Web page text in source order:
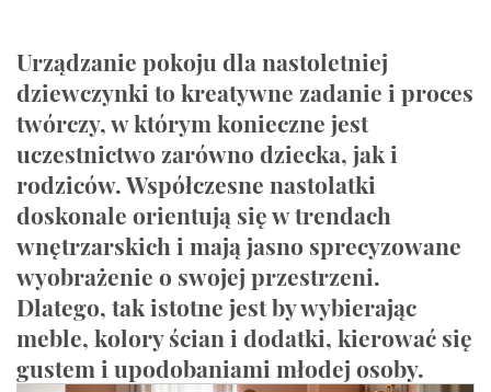
Urządzanie pokoju dla nastoletniej
dziewczynki to kreatywne zadanie i proces
twórczy, w którym konieczne jest
uczestnictwo zarówno dziecka, jak i
rodziców. Współczesne nastolatki
doskonale orientują się w trendach
wnętrzarskich i mają jasno sprecyzowane
wyobrażenie o swojej przestrzeni.
Dlatego, tak istotne jest by wybierając
meble, kolory ścian i dodatki, kierować się
gustem i upodobaniami młodej osoby.